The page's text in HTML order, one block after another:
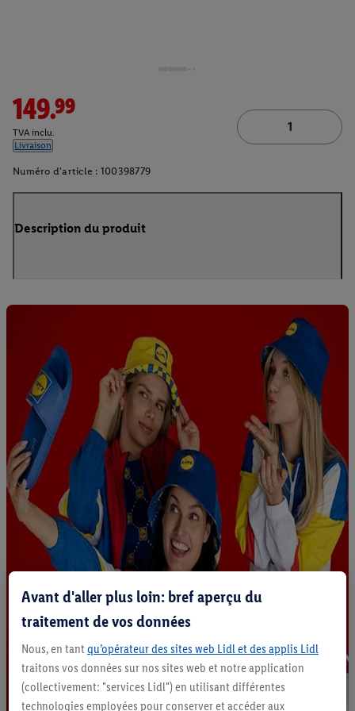
149.99
TVA inclu.
Livraison
Numéro d'article : 100398779
Description du produit
Avant d'aller plus loin: bref aperçu du
traitement de vos données
Nous, en tant qu’opérateur des sites web Lidl et des applis Lidl
traitons vos données sur nos sites web et notre application
(collectivement: "services Lidl") en utilisant différentes
technologies employées pour conserver et accéder aux